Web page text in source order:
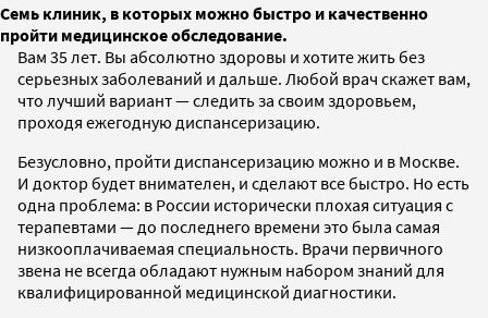
Семь клиник, в которых можно быстро и качественно
пройти медицинское обследование.
Вам 35 лет. Вы абсолютно здоровы и хотите жить без
серьезных заболеваний и дальше. Любой врач скажет вам,
что лучший вариант — следить за своим здоровьем,
проходя ежегодную диспансеризацию.
Безусловно, пройти диспансеризацию можно и в Москве.
И доктор будет внимателен, и сделают все быстро. Но есть
одна проблема: в России исторически плохая ситуация с
терапевтами — до последнего времени это была самая
низкооплачиваемая специальность. Врачи первичного
звена не всегда обладают нужным набором знаний для
квалифицированной медицинской диагностики.